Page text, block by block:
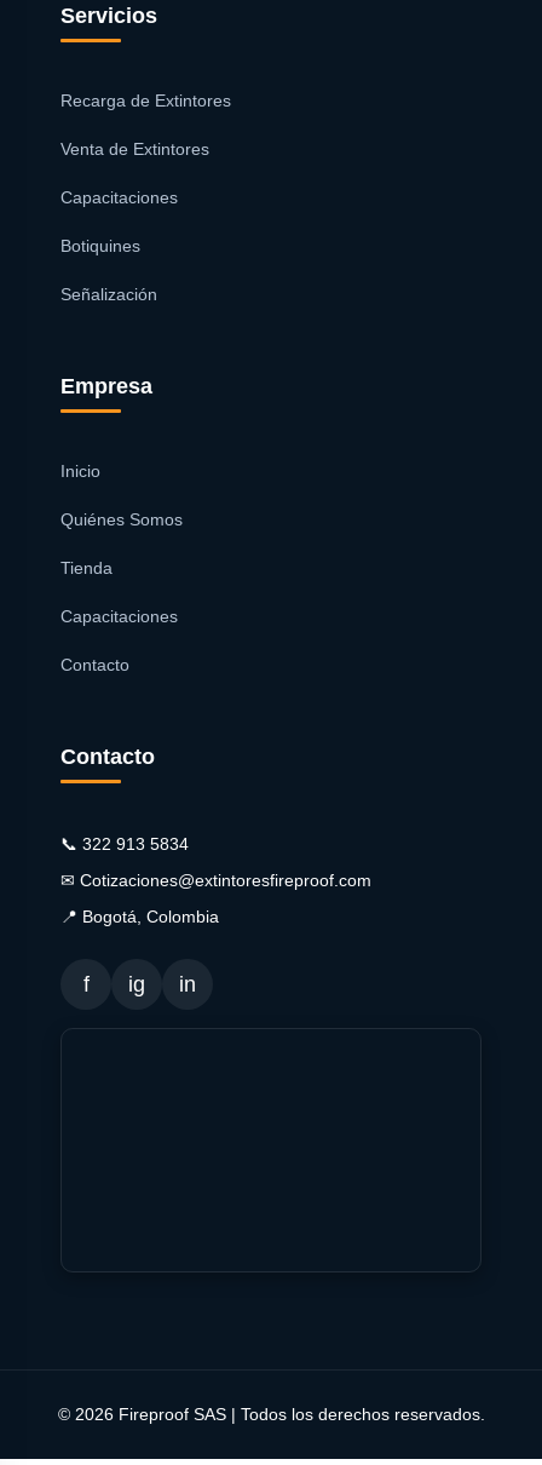
Servicios
Recarga de Extintores
Venta de Extintores
Capacitaciones
Botiquines
Señalización
Empresa
Inicio
Quiénes Somos
Tienda
Capacitaciones
Contacto
Contacto
📞 322 913 5834
✉ Cotizaciones@extintoresfireproof.com
📍 Bogotá, Colombia
f ig in
© 2026 Fireproof SAS | Todos los derechos reservados.